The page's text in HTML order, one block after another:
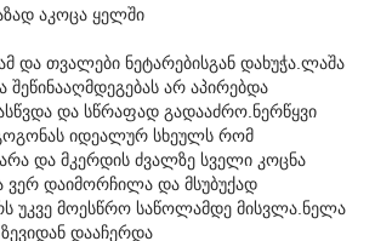
აკოცა ყელში
და თვალები ნეტარებისგან დახუჭა.ლაშა
არ აპირებდა
და სწრაფად გადააძრო.ნერწყვი
იდეალურ სხეულს რომ
და მკერდის ძვალზე სველი კოცნა
ვერ დაიმორჩილა და მსუბუქად
უკვე მოესწრო საწოლამდე მისვლა.ნელა
დააჩერდა